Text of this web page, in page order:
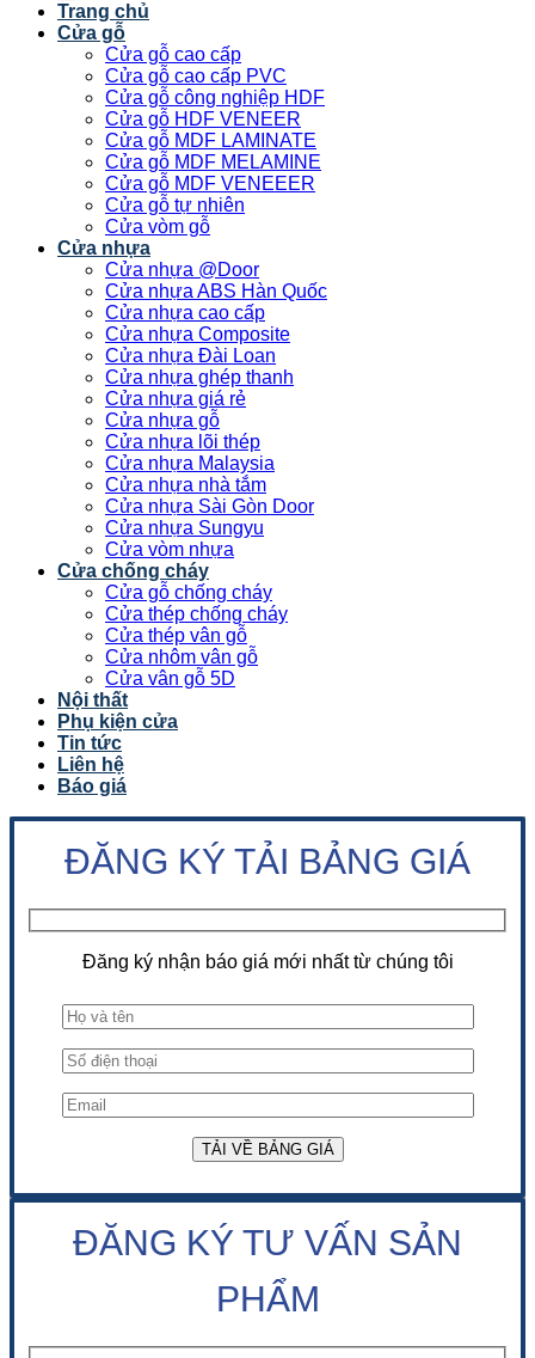
Trang chủ
Cửa gỗ
Cửa gỗ cao cấp
Cửa gỗ cao cấp PVC
Cửa gỗ công nghiệp HDF
Cửa gỗ HDF VENEER
Cửa gỗ MDF LAMINATE
Cửa gỗ MDF MELAMINE
Cửa gỗ MDF VENEEER
Cửa gỗ tự nhiên
Cửa vòm gỗ
Cửa nhựa
Cửa nhựa @Door
Cửa nhựa ABS Hàn Quốc
Cửa nhựa cao cấp
Cửa nhựa Composite
Cửa nhựa Đài Loan
Cửa nhựa ghép thanh
Cửa nhựa giá rẻ
Cửa nhựa gỗ
Cửa nhựa lõi thép
Cửa nhựa Malaysia
Cửa nhựa nhà tắm
Cửa nhựa Sài Gòn Door
Cửa nhựa Sungyu
Cửa vòm nhựa
Cửa chống cháy
Cửa gỗ chống cháy
Cửa thép chống cháy
Cửa thép vân gỗ
Cửa nhôm vân gỗ
Cửa vân gỗ 5D
Nội thất
Phụ kiện cửa
Tin tức
Liên hệ
Báo giá
ĐĂNG KÝ TẢI BẢNG GIÁ
Đăng ký nhận báo giá mới nhất từ chúng tôi
ĐĂNG KÝ TƯ VẤN SẢN
PHẨM